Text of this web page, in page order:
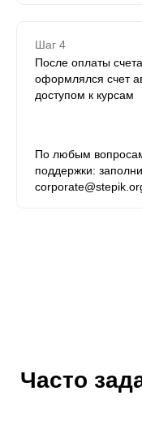
Шаг 4
После оплаты
оформлялся счет
доступом к курсам
По любым
поддержки:
Часто